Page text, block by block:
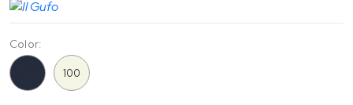
Color:
100